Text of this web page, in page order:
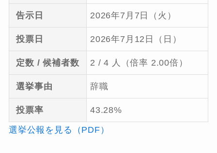
告示日 2026年7月7日（火）
投票日 2026年7月12日（日）
定数 / 候補者数 2 / 4 人（倍率 2.00倍）
選挙事由 辞職
投票率 43.28%
選挙公報を見る（PDF）